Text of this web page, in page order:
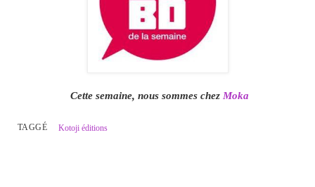
Cette semaine, nous sommes chez Moka
TAGGÉ Kotoji éditions